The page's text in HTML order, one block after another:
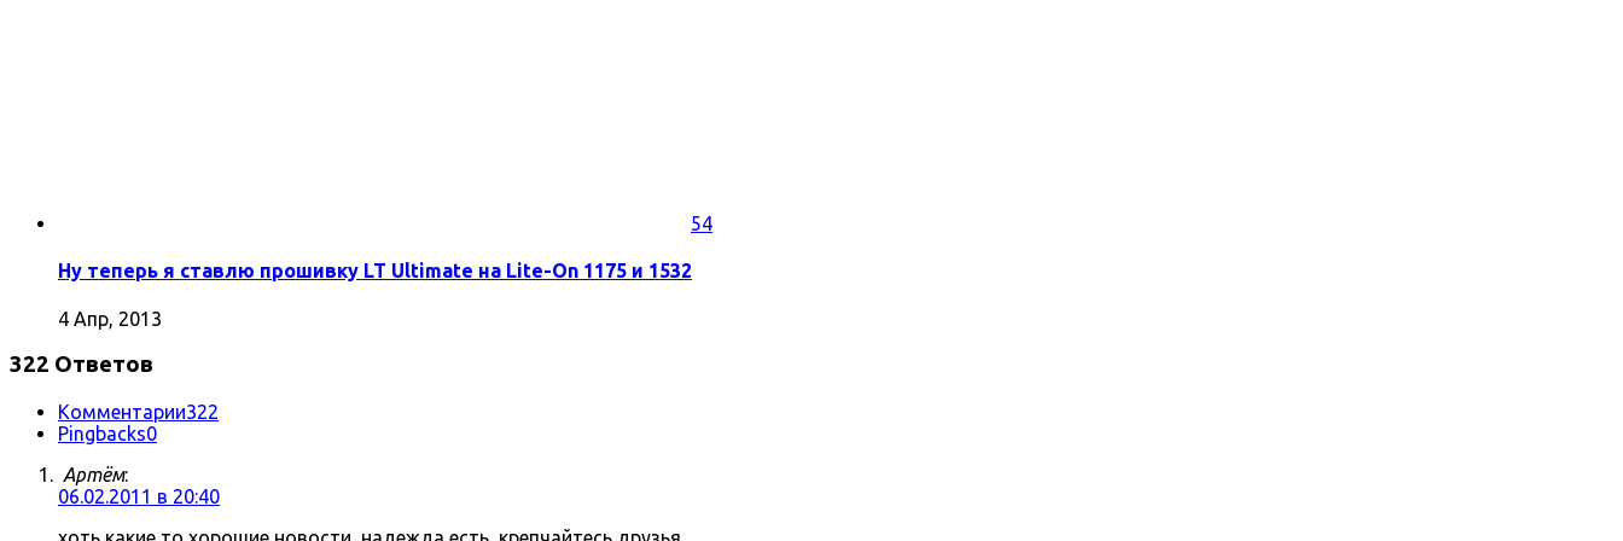
54
Ну теперь я ставлю прошивку LT Ultimate на Lite-On 1175 и 1532
4 Апр, 2013
322 Ответов
Комментарии322
Pingbacks0
Артём:
06.02.2011 в 20:40